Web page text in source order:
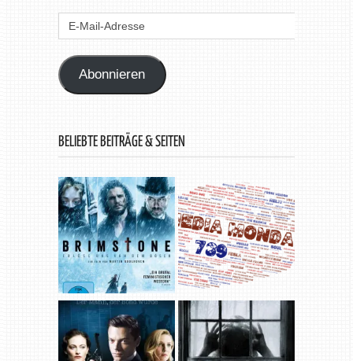
Abonnieren
BELIEBTE BEITRÄGE & SEITEN